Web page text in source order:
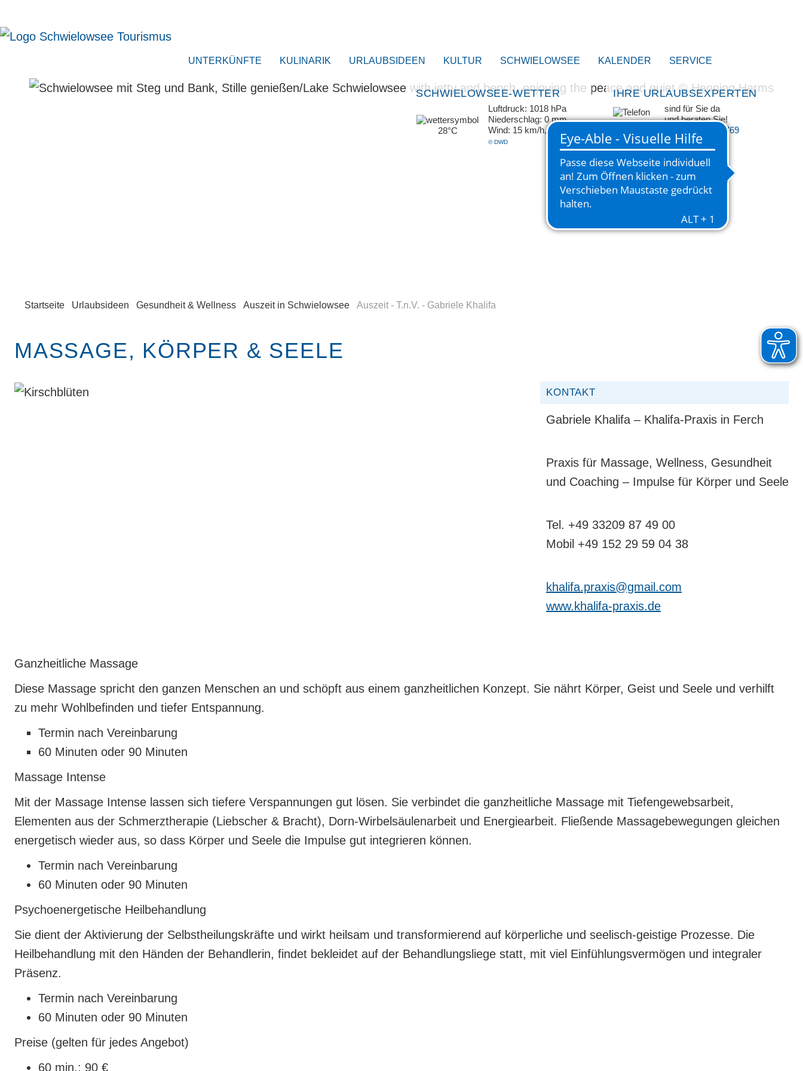
UNTERKÜNFTE KULINARIK URLAUBSIDEEN KULTUR SCHWIELOWSEE KALENDER SERVICE
SCHWIELOWSEE-WETTER
28°C
Luftdruck: 1018 hPa
Niederschlag: 0 mm
Wind: 15 km/h, WNW
© DWD
IHRE URLAUBSEXPERTEN
sind für Sie da
und beraten Sie!
+49 33209 769 769
Startseite Urlaubsideen Gesundheit & Wellness Auszeit in Schwielowsee Auszeit - T.n.V. - Gabriele Khalifa
MASSAGE, KÖRPER & SEELE
KONTAKT
Gabriele Khalifa – Khalifa-Praxis in Ferch
Praxis für Massage, Wellness, Gesundheit
und Coaching – Impulse für Körper und Seele
Tel. +49 33209 87 49 00
Mobil +49 152 29 59 04 38
khalifa.praxis@gmail.com
www.khalifa-praxis.de
Ganzheitliche Massage
Diese Massage spricht den ganzen Menschen an und schöpft aus einem ganzheitlichen Konzept. Sie nährt Körper, Geist und Seele und verhilft
zu mehr Wohlbefinden und tiefer Entspannung.
Termin nach Vereinbarung
60 Minuten oder 90 Minuten
Massage Intense
Mit der Massage Intense lassen sich tiefere Verspannungen gut lösen. Sie verbindet die ganzheitliche Massage mit Tiefengewebsarbeit,
Elementen aus der Schmerztherapie (Liebscher & Bracht), Dorn-Wirbelsäulenarbeit und Energiearbeit. Fließende Massagebewegungen gleichen
energetisch wieder aus, so dass Körper und Seele die Impulse gut integrieren können.
Termin nach Vereinbarung
60 Minuten oder 90 Minuten
Psychoenergetische Heilbehandlung
Sie dient der Aktivierung der Selbstheilungskräfte und wirkt heilsam und transformierend auf körperliche und seelisch-geistige Prozesse. Die
Heilbehandlung mit den Händen der Behandlerin, findet bekleidet auf der Behandlungsliege statt, mit viel Einfühlungsvermögen und integraler
Präsenz.
Termin nach Vereinbarung
60 Minuten oder 90 Minuten
Preise (gelten für jedes Angebot)
60 min.: 90 €